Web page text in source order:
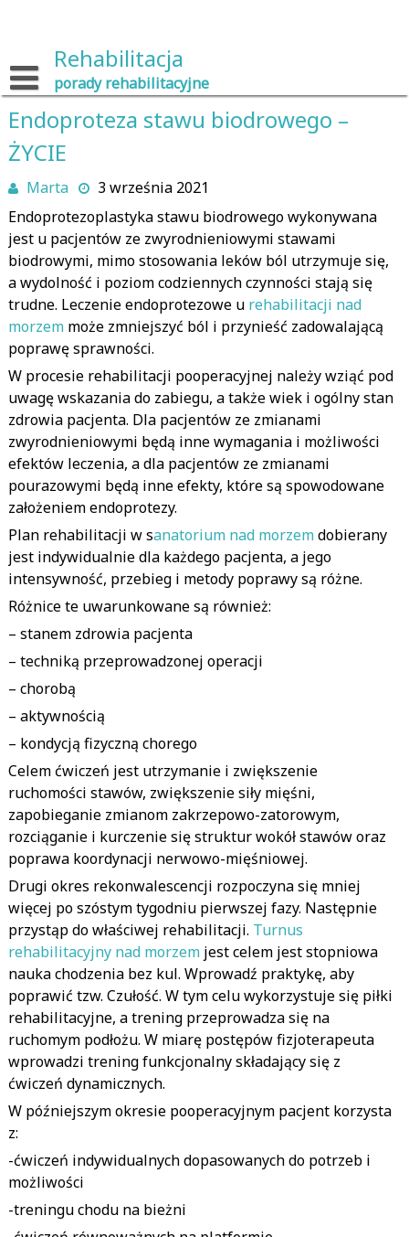
Rehabilitacja
porady rehabilitacyjne
Endoproteza stawu biodrowego –
ŻYCIE
Marta
3 września 2021
Endoprotezoplastyka stawu biodrowego wykonywana
jest u pacjentów ze zwyrodnieniowymi stawami
biodrowymi, mimo stosowania leków ból utrzymuje się,
a wydolność i poziom codziennych czynności stają się
trudne. Leczenie endoprotezowe u rehabilitacji nad
morzemmoże zmniejszyć ból i przynieść zadowalającą
poprawę sprawności.
W procesie rehabilitacji pooperacyjnej należy wziąć pod
uwagę wskazania do zabiegu, a także wiek i ogólny stan
zdrowia pacjenta. Dla pacjentów ze zmianami
zwyrodnieniowymi będą inne wymagania i możliwości
efektów leczenia, a dla pacjentów ze zmianami
pourazowymi będą inne efekty, które są spowodowane
założeniem endoprotezy.
Plan rehabilitacji w sanatorium nad morzemdobierany
jest indywidualnie dla każdego pacjenta, a jego
intensywność, przebieg i metody poprawy są różne.
Różnice te uwarunkowane są również:
– stanem zdrowia pacjenta
– techniką przeprowadzonej operacji
– chorobą
– aktywnością
– kondycją fizyczną chorego
Celem ćwiczeń jest utrzymanie i zwiększenie
ruchomości stawów, zwiększenie siły mięśni,
zapobieganie zmianom zakrzepowo-zatorowym,
rozciąganie i kurczenie się struktur wokół stawów oraz
poprawa koordynacji nerwowo-mięśniowej.
Drugi okres rekonwalescencji rozpoczyna się mniej
więcej po szóstym tygodniu pierwszej fazy. Następnie
przystąp do właściwej rehabilitacji. Turnus
rehabilitacyjny nad morzemjest celem jest stopniowa
nauka chodzenia bez kul. Wprowadź praktykę, aby
poprawić tzw. Czułość. W tym celu wykorzystuje się piłki
rehabilitacyjne, a trening przeprowadza się na
ruchomym podłożu. W miarę postępów fizjoterapeuta
wprowadzi trening funkcjonalny składający się z
ćwiczeń dynamicznych.
W późniejszym okresie pooperacyjnym pacjent korzysta
z:
-ćwiczeń indywidualnych dopasowanych do potrzeb i
możliwości
-treningu chodu na bieżni